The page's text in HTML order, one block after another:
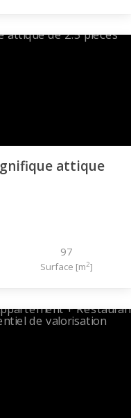
attique
97
Surface [m2]